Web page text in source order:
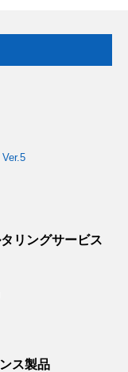
Ver.5
リングサービス
ス製品